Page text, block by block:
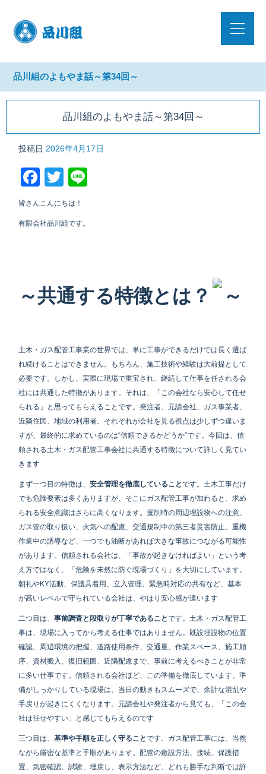
品川組のよもやま話～第34回～
品川組のよもやま話～第34回～
投稿日 2026年4月17日
Facebook
Twitter
皆さんこんにちは！
有限会社品川組です。
～共通する特徴とは？ ～
土木・ガス配管工事業の世界では、単に工事ができるだけでは長く選ば
れ続けることはできません。もちろん、施工技術や経験は大前提として
必要です。しかし、実際に現場で重宝され、継続して仕事を任される会
社には共通した特徴があります。それは、「この会社なら安心して任せ
られる」と思ってもらえることです。発注者、元請会社、ガス事業者、
近隣住民、地域の利用者。それぞれが会社を見る視点は少しずつ違いま
すが、最終的に求めているのは“信頼できるかどうか”です。今回は、信
頼される土木・ガス配管工事会社に共通する特徴について詳しく見てい
きます
まず一つ目の特徴は、安全管理を徹底していることです。土木工事だけ
でも危険要素は多くありますが、そこにガス配管工事が加わると、求め
られる安全意識はさらに高くなります。掘削時の周辺埋設物への注意、
ガス管の取り扱い、火気への配慮、交通規制中の第三者災害防止、重機
作業中の誘導など、一つでも油断があれば大きな事故につながる可能性
があります。信頼される会社は、「事故が起きなければよい」という考
え方ではなく、「危険を未然に防ぐ現場づくり」を大切にしています。
朝礼やKY活動、保護具着用、立入管理、緊急時対応の共有など、基本
が高いレベルで守られている会社は、やはり安心感が違います
二つ目は、事前調査と段取りが丁寧であることです。土木・ガス配管工
事は、現場に入ってから考える仕事ではありません。既設埋設物の位置
確認、周辺環境の把握、道路使用条件、交通量、作業スペース、施工順
序、資材搬入、復旧範囲、近隣配慮まで、事前に考えるべきことが非常
に多い仕事です。信頼される会社ほど、この準備を徹底しています。準
備がしっかりしている現場は、当日の動きもスムーズで、余計な混乱や
手戻りが起きにくくなります。元請会社や発注者から見ても、「この会
社は任せやすい」と感じてもらえるのです
三つ目は、基準や手順を正しく守ることです。ガス配管工事には、当然
ながら厳密な基準と手順があります。配管の敷設方法、接続、保護措
置、気密確認、試験、埋戻し、表示方法など、どれも勝手な判断では許